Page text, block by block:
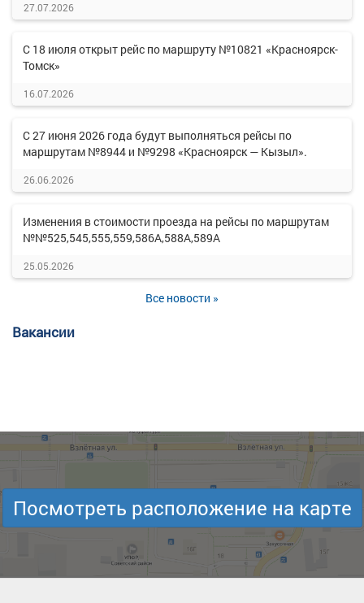
27.07.2026
С 18 июля открыт рейс по маршруту №10821 «Красноярск-
Томск»
16.07.2026
С 27 июня 2026 года будут выполняться рейсы по
маршрутам №8944 и №9298 «Красноярск — Кызыл».
26.06.2026
Изменения в стоимости проезда на рейсы по маршрутам
№№525,545,555,559,586А,588А,589А
25.05.2026
Все новости »
Вакансии
Посмотреть расположение на карте